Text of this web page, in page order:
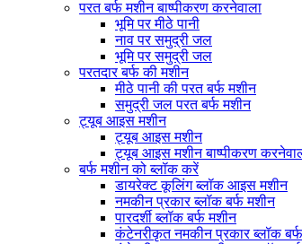
परत बर्फ मशीन बाष्पीकरण करनेवाला
भूमि पर मीठे पानी
नाव पर समुद्री जल
भूमि पर समुद्री जल
परतदार बर्फ की मशीन
मीठे पानी की परत बर्फ मशीन
समुद्री जल परत बर्फ मशीन
ट्यूब आइस मशीन
ट्यूब आइस मशीन
ट्यूब आइस मशीन बाष्पीकरण
बर्फ मशीन को ब्लॉक करें
डायरेक्ट कूलिंग ब्लॉक आइस मशीन
नमकीन प्रकार ब्लॉक बर्फ मशीन
पारदर्शी ब्लॉक बर्फ मशीन
कंटेनरीकृत नमकीन प्रकार ब्लॉक